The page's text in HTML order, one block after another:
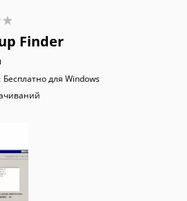
Finder
Бесплатно для Windows